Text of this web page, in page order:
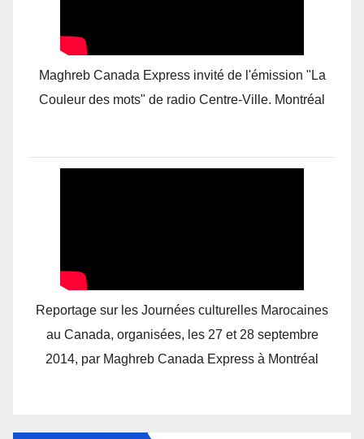
Maghreb Canada Express invité de l'émission "La
Couleur des mots" de radio Centre-Ville. Montréal
Reportage sur les Journées culturelles Marocaines
au Canada, organisées, les 27 et 28 septembre
2014, par Maghreb Canada Express à Montréal